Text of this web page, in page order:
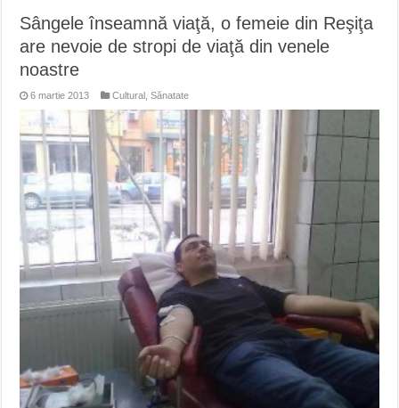
Sângele înseamnă viaţă, o femeie din Reşiţa
are nevoie de stropi de viaţă din venele
noastre
6 martie 2013 Cultural ,Sănatate